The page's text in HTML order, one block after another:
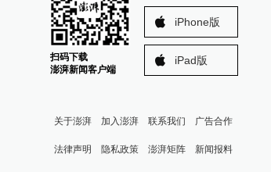
扫码下载
澎湃新闻客户端
iPhone版
iPad版
关于澎湃 加入澎湃 联系我们 广告合作
法律声明 隐私政策 澎湃矩阵 新闻报料